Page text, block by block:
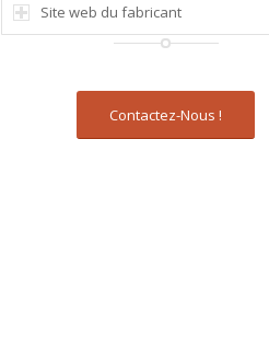
Site web du fabricant
Contactez-Nous !